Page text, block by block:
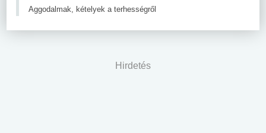
Aggodalmak, kételyek a terhességről
Hirdetés